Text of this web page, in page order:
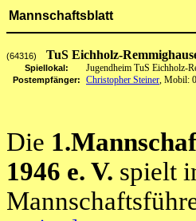
Mannschaftsblatt
(64316) TuS Eichholz-
Spiellokal: Jugendheim TuS Eichholz-
Postempfänger: Christopher Steiner, Mobil:
Die
1946 e. V. spielt